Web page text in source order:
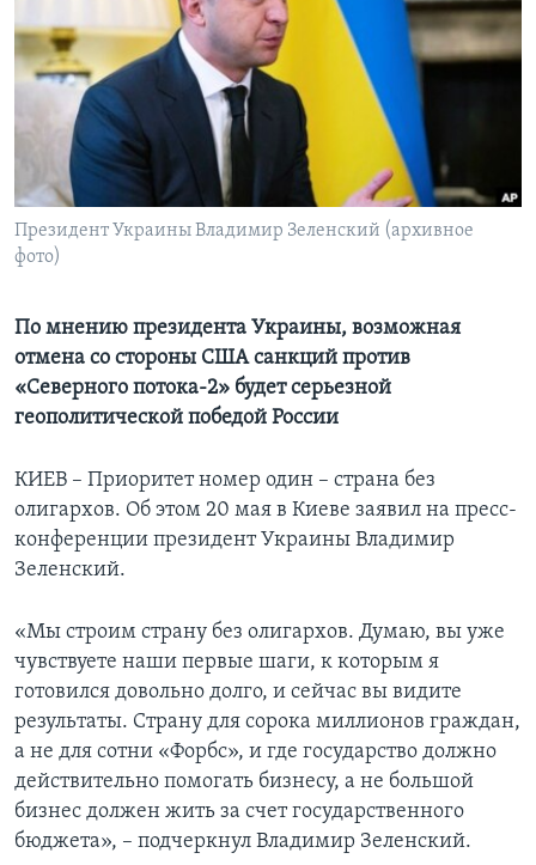
Learning English
СОЦИАЛЬНЫЕ СЕТИ
Президент Украины Владимир Зеленский (архивное
фото)
По мнению президента Украины, возможная
отмена со стороны США санкций против
«Северного потока-2» будет серьезной
геополитической победой России
КИЕВ – Приоритет номер один – страна без
олигархов. Об этом 20 мая в Киеве заявил на пресс-
конференции президент Украины Владимир
Зеленский.
«Мы строим страну без олигархов. Думаю, вы уже
чувствуете наши первые шаги, к которым я
готовился довольно долго, и сейчас вы видите
результаты. Страну для сорока миллионов граждан,
а не для сотни «Форбс», и где государство должно
действительно помогать бизнесу, а не большой
бизнес должен жить за счет государственного
бюджета», – подчеркнул Владимир Зеленский.